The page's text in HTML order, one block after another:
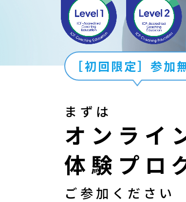
［初回限定］参加
まずは
オンライ
体験プロ
ご参加ください